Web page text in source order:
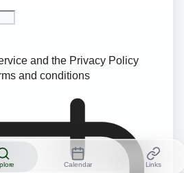
Calendar Links
and the Privacy Policy
and conditions